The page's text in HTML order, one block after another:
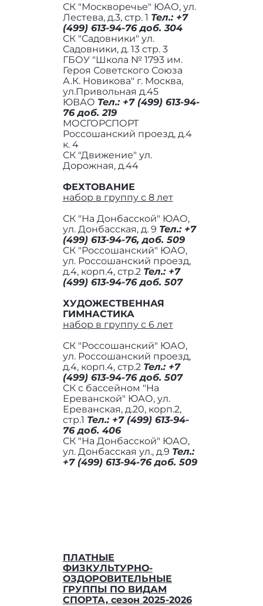
СК "Москворечье" ЮАО, ул.
Лестева, д.3, стр. 1 Тел.: +7
(499) 613-94-76 доб. 304
СК "Садовники" ул.
Садовники, д. 13 стр. 3
ГБОУ "Школа № 1793 им.
Героя Советского Союза
А.К. Новикова" г. Москва,
ул.Привольная д.45
ЮВАО Тел.: +7 (499) 613-94-
76 доб. 219
МОСГОРСПОРТ
Россошанский проезд, д.4
к. 4
СК "Движение" ул.
Дорожная, д.44
ФЕХТОВАНИЕ
набор в группу с 8 лет
СК "На Донбасской" ЮАО,
ул. Донбасская, д. 9 Тел.: +7
(499) 613-94-76, доб. 509
СК "Россошанский" ЮАО,
ул. Россошанский проезд,
д.4, корп.4, стр.2 Тел.: +7
(499) 613-94-76 доб. 507
ХУДОЖЕСТВЕННАЯ
ГИМНАСТИКА
набор в группу с 6 лет
СК "Россошанский" ЮАО,
ул. Россошанский проезд,
д.4, корп.4, стр.2 Тел.: +7
(499) 613-94-76 доб. 507
СК с бассейном "На
Ереванской" ЮАО, ул.
Ереванская, д.20, корп.2,
стр.1 Тел.: +7 (499) 613-94-
76 доб. 406
СК "На Донбасской" ЮАО,
ул. Донбасская ул., д.9 Тел.:
+7 (499) 613-94-76 доб. 509
ПЛАТНЫЕ
ФИЗКУЛЬТУРНО-
ОЗДОРОВИТЕЛЬНЫЕ
ГРУППЫ ПО ВИДАМ
СПОРТА, сезон 2025-2026